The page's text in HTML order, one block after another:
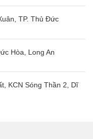
màng lọc thông
dị ứng giúp lọc
nhân gây dị ứng
lọc enzyme xanh
thiết kế
TP. Thủ Đức
Hòa, Long An
KCN Sóng Thần 2, Dĩ